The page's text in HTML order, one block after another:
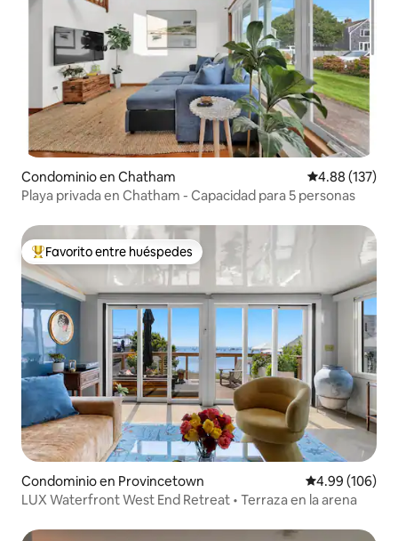
Condominio en Chatham Calificación
4.88 (137)
Playa privada en Chatham - Capacidad para 5 personas
De los mejores en Favorito entre huéspedes
Favorito entre huéspedes
Condominio en Provincetown Calificación
4.99 (106)
LUX Waterfront West End Retreat • Terraza en la arena